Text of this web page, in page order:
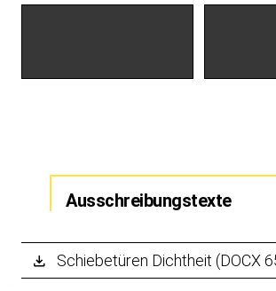
Ausschreibungstexte
Schiebetüren Dichtheit (DOCX